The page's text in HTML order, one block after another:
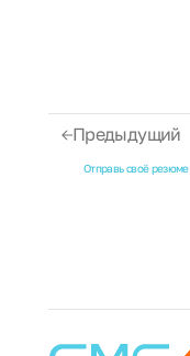
Предыдущий
Отправь своё резюме